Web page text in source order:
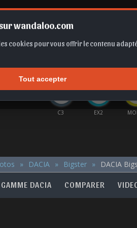
wandaloo.com
cookies pour vous offrir le contenu
Tout accepter
C3 EX2
DACIA Bigster DACIA
GAMME DACIA COMPARER